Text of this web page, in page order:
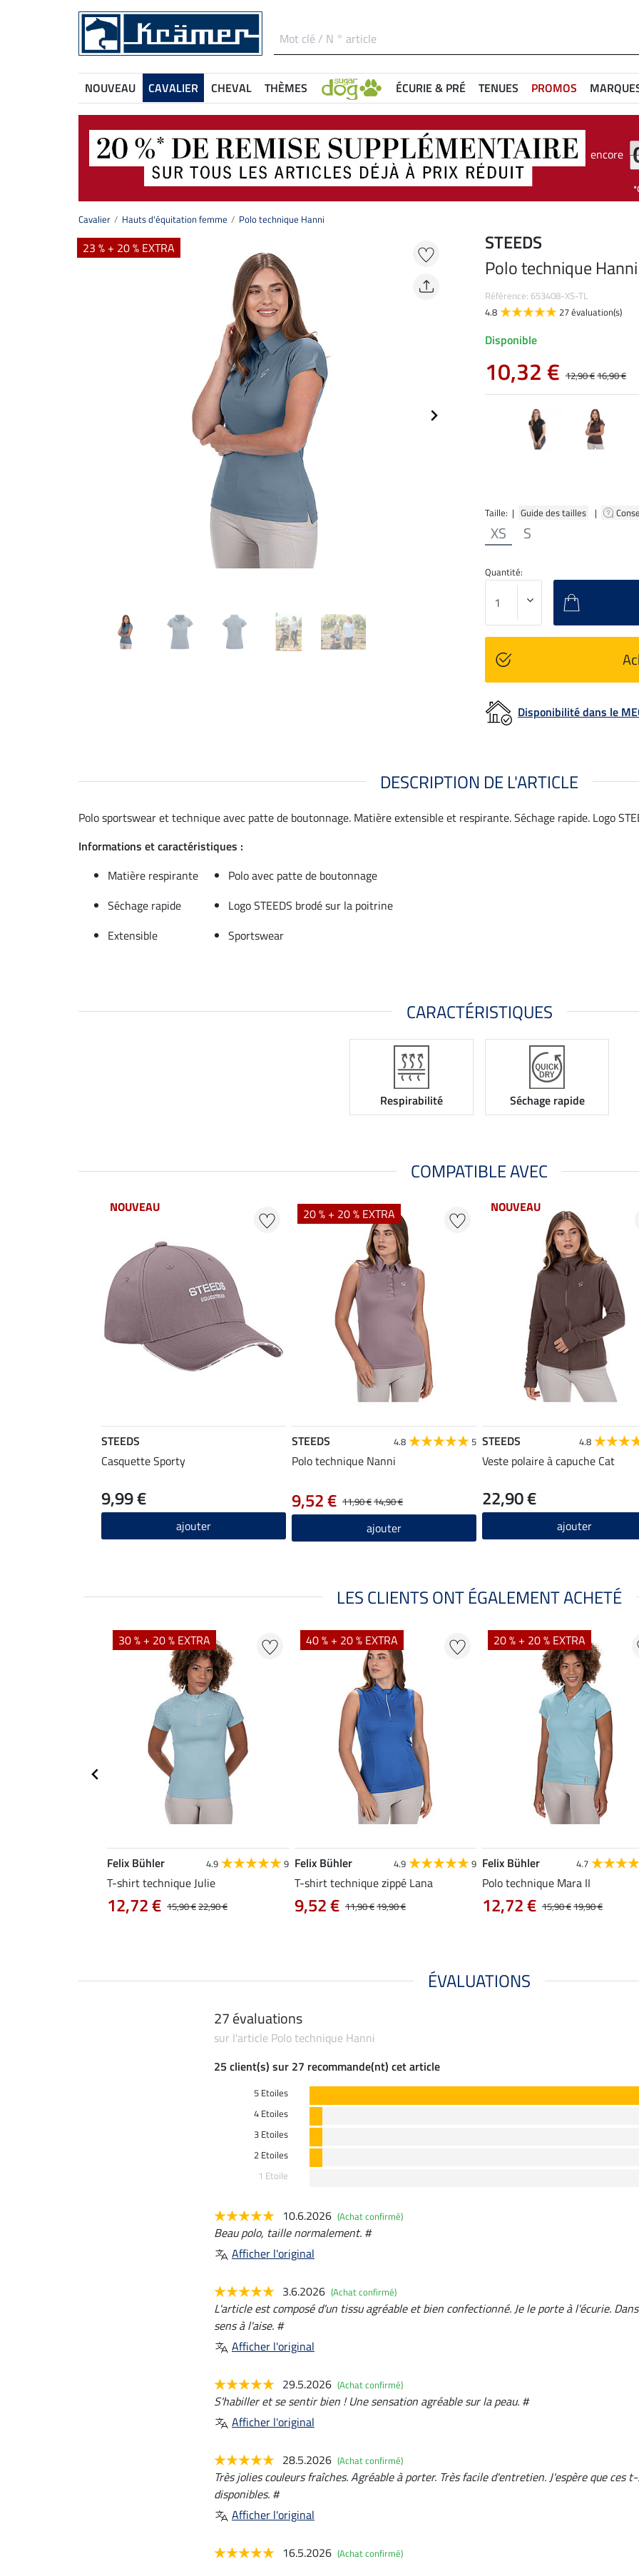
NOUVEAU CAVALIER CHEVAL THÈMES ÉCURIE & PRÉ TENUES PROMOS
encore
Cavalier Hauts d'équitation femme Polo technique Hanni
23 % + 20 % EXTRA
Taille: | Guide des tailles |
XS S
STEEDS
Polo technique Hanni
Référence: 653408-XS-TL
4.8
27 évaluation(s)
Disponible
10,32 € 12,90 €16,90 €
Quantité:
Disponibilité dans le
DESCRIPTION DE L'ARTICLE
Polo sportswear et technique avec patte de boutonnage. Matière extensible et respirante. Séchage rapide. Logo
Informations et caractéristiques :
Matière respirante
Polo avec patte de boutonnage
Séchage rapide
Logo STEEDS brodé sur la poitrine
Extensible
Sportswear
CARACTÉRISTIQUES
Respirabilité Séchage rapide
COMPATIBLE AVEC
NOUVEAU
STEEDS
Casquette Sporty
9,99 €
ajouter
20 % + 20 % EXTRA
STEEDS 4.8 5
Polo technique Nanni
11,90 €14,90 €
9,52 €
ajouter
NOUVEAU
STEEDS 4.8
Veste polaire à capuche Cat
22,90 €
ajouter
LES CLIENTS ONT ÉGALEMENT ACHETÉ
30 % + 20 % EXTRA
Felix Bühler 4.9 9
T-shirt technique Julie
15,90 €22,90 €
12,72 €
40 % + 20 % EXTRA
Felix Bühler 4.9 9
T-shirt technique zippé Lana
11,90 €19,90 €
9,52 €
20 % + 20 % EXTRA
Felix Bühler 4.7
Polo technique Mara II
15,90 €19,90 €
12,72 €
ÉVALUATIONS
27 évaluations
sur l'article Polo technique Hanni
25 client(s) sur 27 recommande(nt) cet article
5 Etoiles
4 Etoiles
3 Etoiles
2 Etoiles
1 Etoile
10.6.2026 (Achat confirmé)
Beau polo, taille normalement. #
Afficher l'original
3.6.2026 (Achat confirmé)
L'article est composé d'un tissu agréable et bien confectionné. Je le porte à l'écurie.
sens à l'aise. #
Afficher l'original
29.5.2026 (Achat confirmé)
S'habiller et se sentir bien ! Une sensation agréable sur la peau. #
Afficher l'original
28.5.2026 (Achat confirmé)
Très jolies couleurs fraîches. Agréable à porter. Très facile d'entretien. J'espère que ces
disponibles. #
Afficher l'original
16.5.2026 (Achat confirmé)